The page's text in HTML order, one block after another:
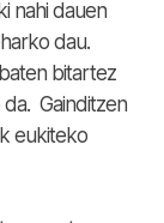
nahi dauen
dau.
bitartez
Gainditzen
eukiteko